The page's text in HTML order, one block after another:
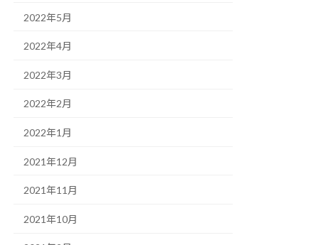
2022年5月
2022年4月
2022年3月
2022年2月
2022年1月
2021年12月
2021年11月
2021年10月